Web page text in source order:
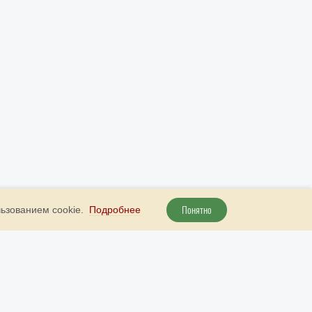
cookie. Подробнее Понятно